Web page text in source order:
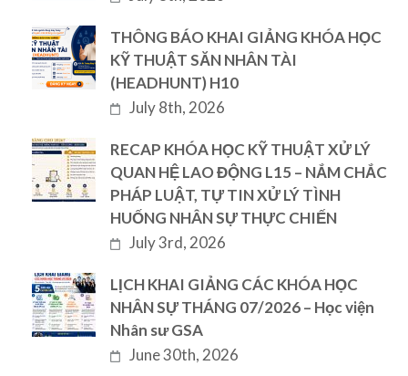
THÔNG BÁO KHAI GIẢNG KHÓA HỌC
KỸ THUẬT SĂN NHÂN TÀI
(HEADHUNT) H10
July 8th, 2026
RECAP KHÓA HỌC KỸ THUẬT XỬ LÝ
QUAN HỆ LAO ĐỘNG L15 – NẮM CHẮC
PHÁP LUẬT, TỰ TIN XỬ LÝ TÌNH
HUỐNG NHÂN SỰ THỰC CHIẾN
July 3rd, 2026
LỊCH KHAI GIẢNG CÁC KHÓA HỌC
NHÂN SỰ THÁNG 07/2026 – Học viện
Nhân sư GSA
June 30th, 2026